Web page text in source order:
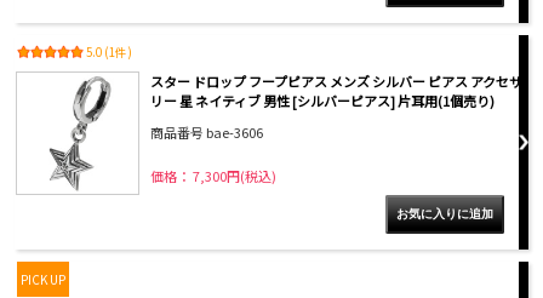
5.0 (1件)
スター ドロップ フープピアス メンズ シルバー ピアス アクセサ
リー 星 ネイティブ 男性 [シルバーピアス] 片耳用(1個売り)
商品番号 bae-3606
価格： 7,300円(税込)
PICK UP